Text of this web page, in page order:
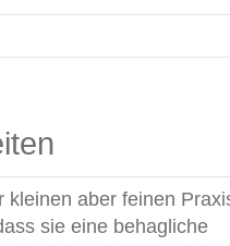
kleinen aber feinen
sie eine behagliche